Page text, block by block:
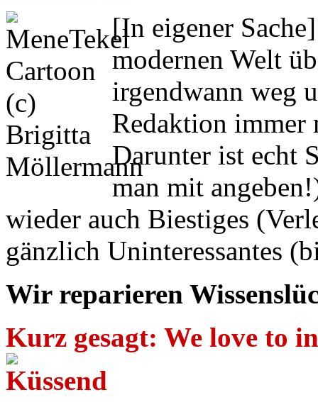
[In eigener
modernen Welt
irgendwann weg
Redaktion immer
Darunter ist echt
man mit
wieder auch Biestiges
gänzlich Uninteressantes
Wir reparieren
Kurz gesagt: We love to